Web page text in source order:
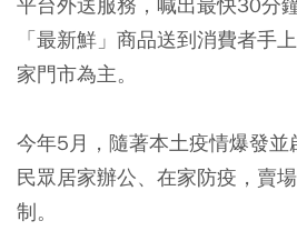
「最新鮮」商品送到消費者手
家門市為主。
今年5月，隨著本土疫情爆發
民眾居家辦公、在家防疫，賣
制。